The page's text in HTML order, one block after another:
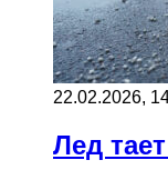
22.02.2026,
Лед